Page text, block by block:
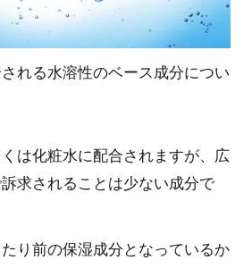
れる水溶性のベース成分につい
は化粧水に配合されますが、広
求されることは少ない成分で
り前の保湿成分となっているか